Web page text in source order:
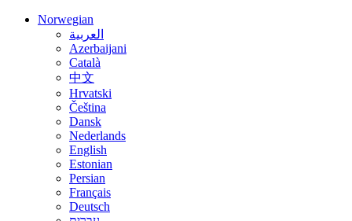
Norwegian
العربية
Azerbaijani
Català
中文
Hrvatski
Čeština
Dansk
Nederlands
English
Estonian
Persian
Français
Deutsch